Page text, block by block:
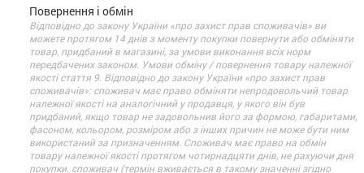
Повернення і обмін
Відповідно до закону України «про захист прав споживачів» ви
можете протягом 14 днів з моменту покупки повернути або обміняти
товар, придбаний в магазині, за умови виконання всіх норм
передбачених законом. Умови обміну / повернення товару належної
якості стаття 9. Відповідно до закону України «про захист прав
споживачів»: споживач має право обміняти непродовольчий товар
належної якості на аналогічний у продавця, у якого він був
придбаний, якщо товар не задовольнив його за формою, габаритами,
фасоном, кольором, розміром або з інших причин не може бути ним
використаний за призначенням. Споживач має право на обмін
товару належної якості протягом чотирнадцяти днів, не рахуючи дня
покупки. споживач (термін вживається в такому значенні згідно